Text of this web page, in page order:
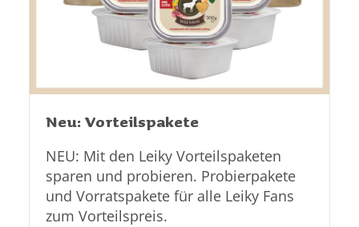
Neu: Vorteilspakete
NEU: Mit den Leiky Vorteilspaketen
sparen und probieren. Probierpakete
und Vorratspakete für alle Leiky Fans
zum Vorteilspreis.